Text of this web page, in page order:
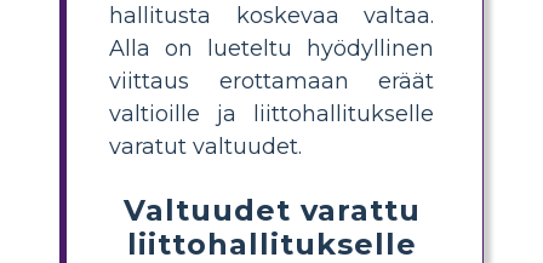
hallitusta koskevaa valtaa.
Alla on lueteltu hyödyllinen
viittaus erottamaan eräät
valtioille ja liittohallitukselle
varatut valtuudet.
Valtuudet varattu
liittohallitukselle